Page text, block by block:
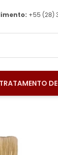
+55 (28)
TRATAMENTO